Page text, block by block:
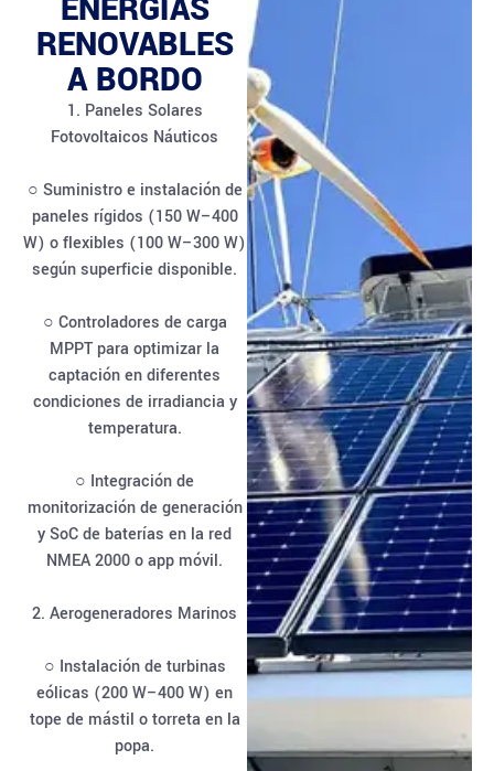
ENERGÍAS
RENOVABLES
A BORDO
1. Paneles Solares
Fotovoltaicos Náuticos
○ Suministro e instalación de
paneles rígidos (150 W–400
W) o flexibles (100 W–300 W)
según superficie disponible.
○ Controladores de carga
MPPT para optimizar la
captación en diferentes
condiciones de irradiancia y
temperatura.
○ Integración de
monitorización de generación
y SoC de baterías en la red
NMEA 2000 o app móvil.
2. Aerogeneradores Marinos
○ Instalación de turbinas
eólicas (200 W–400 W) en
tope de mástil o torreta en la
popa.